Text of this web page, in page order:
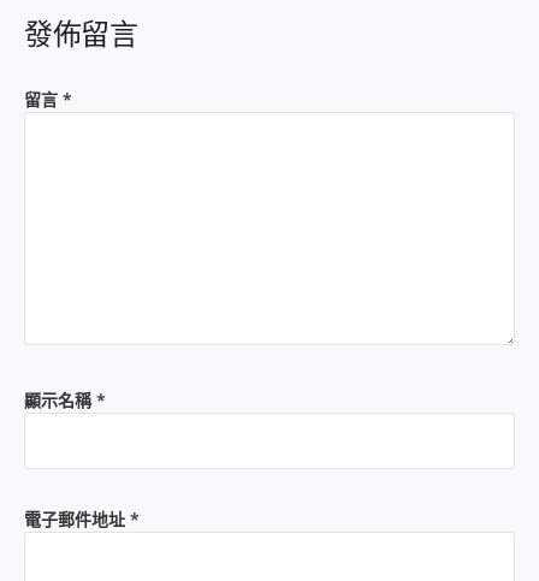
發佈留言
留言 *
顯示名稱*
電子郵件地址 *